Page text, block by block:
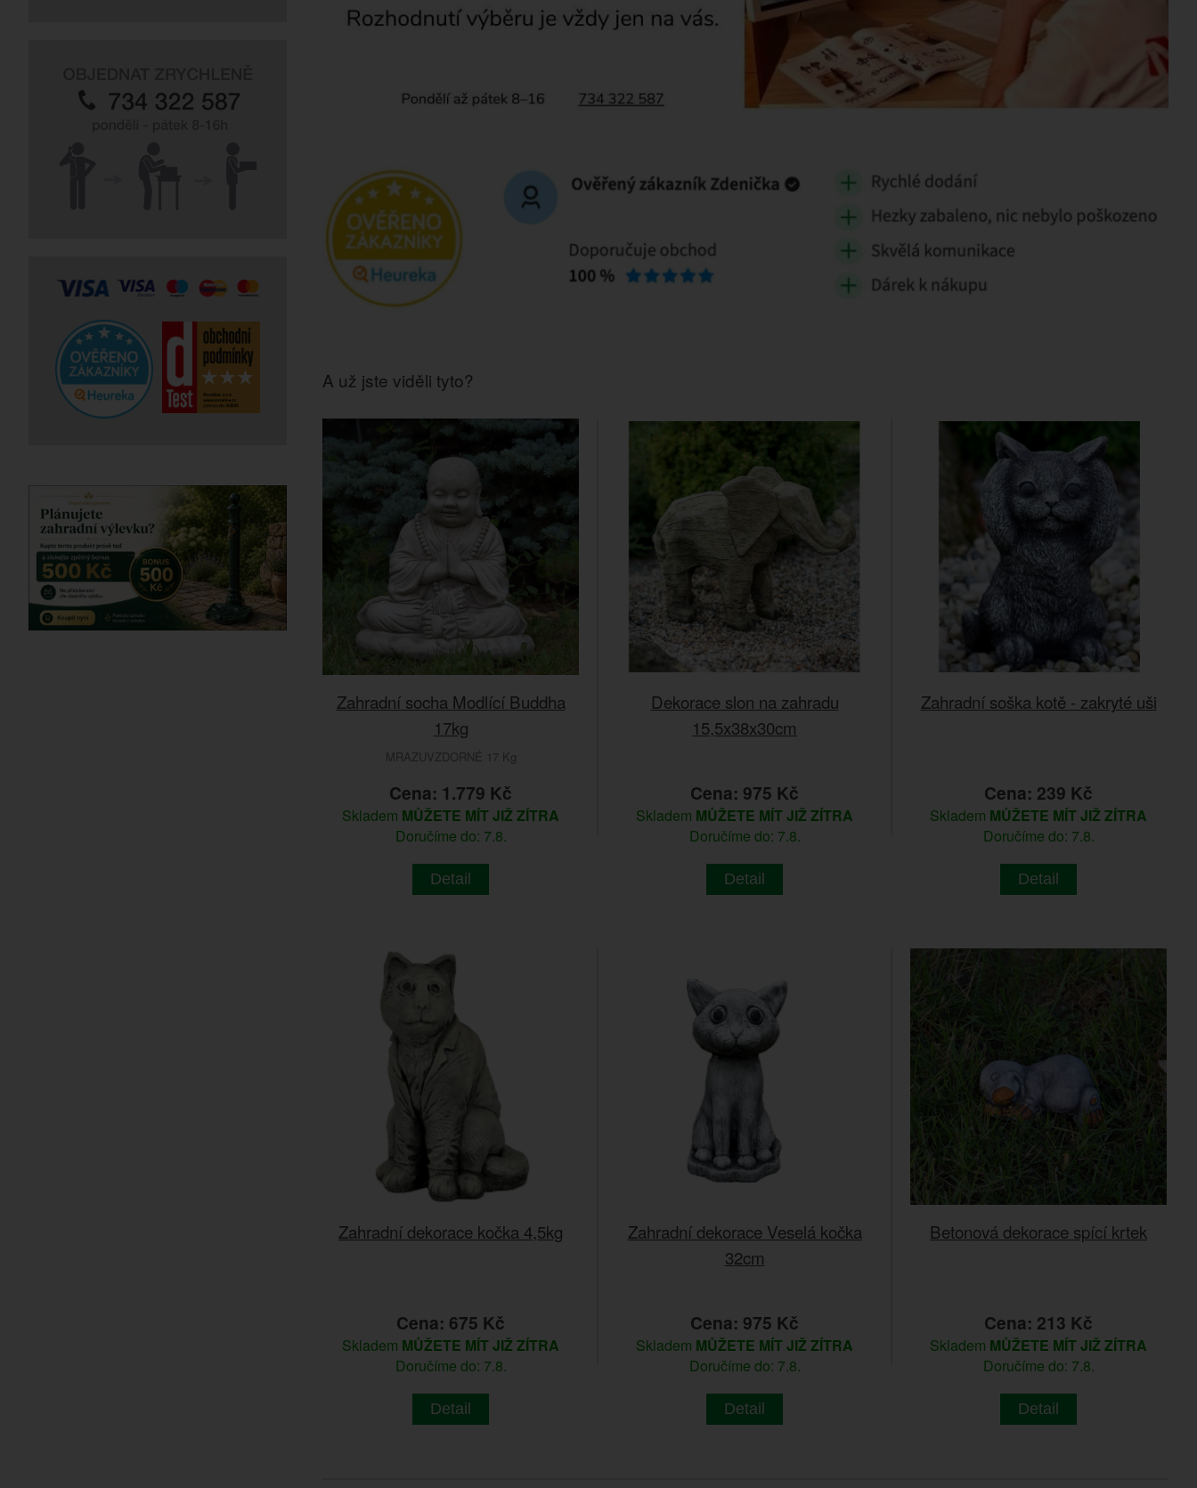
A už jste viděli tyto?
Zahradní socha Modlící Buddha
17kg
MRAZUVZDORNÉ 17 Kg
Cena: 1.779 Kč
Skladem MŮŽETE MÍT JIŽ ZÍTRA
Doručíme do: 7.8.
Detail
Dekorace slon na zahradu
15,5x38x30cm
Cena: 975 Kč
Skladem MŮŽETE MÍT JIŽ ZÍTRA
Doručíme do: 7.8.
Detail
Zahradní soška kotě - zakryté uši
Cena: 239 Kč
Skladem MŮŽETE MÍT JIŽ ZÍTRA
Doručíme do: 7.8.
Detail
Zahradní dekorace kočka 4,5kg
Cena: 675 Kč
Skladem MŮŽETE MÍT JIŽ ZÍTRA
Doručíme do: 7.8.
Detail
Zahradní dekorace Veselá kočka
32cm
Cena: 975 Kč
Skladem MŮŽETE MÍT JIŽ ZÍTRA
Doručíme do: 7.8.
Detail
Betonová dekorace spící krtek
Cena: 213 Kč
Skladem MŮŽETE MÍT JIŽ ZÍTRA
Doručíme do: 7.8.
Detail